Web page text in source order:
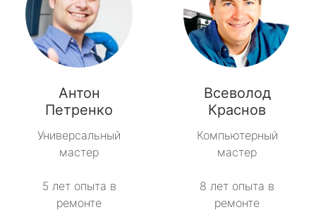
Антон
Петренко
Универсальный
мастер
5 лет опыта в
ремонте
Всеволод
Краснов
Компьютерный
мастер
8 лет опыта в
ремонте